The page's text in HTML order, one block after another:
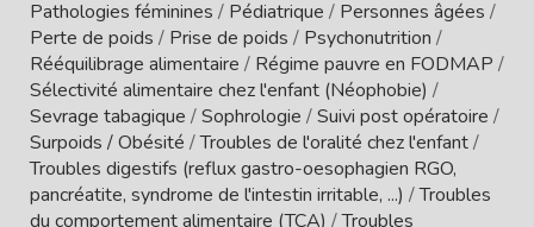
Pathologies féminines / Pédiatrique / Personnes âgées /
Perte de poids / Prise de poids / Psychonutrition /
Rééquilibrage alimentaire / Régime pauvre en FODMAP /
Sélectivité alimentaire chez l'enfant (Néophobie) /
Sevrage tabagique /Sophrologie /Suivi post opératoire /
Surpoids / Obésité /Troubles de l'oralité chez l'enfant/
Troubles digestifs (reflux gastro-oesophagien RGO,
pancréatite, syndrome de l'intestin irritable, ...) /Troubles
du comportement alimentaire (TCA) /Troubles